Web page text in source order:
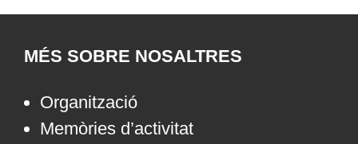
MÉS SOBRE NOSALTRES
Organització
Memòries d’activitat